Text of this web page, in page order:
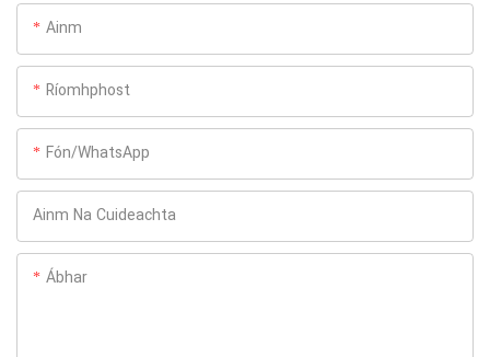
Ainm
Ríomhphost
Fón/WhatsApp
Ainm Na Cuideachta
Ábhar